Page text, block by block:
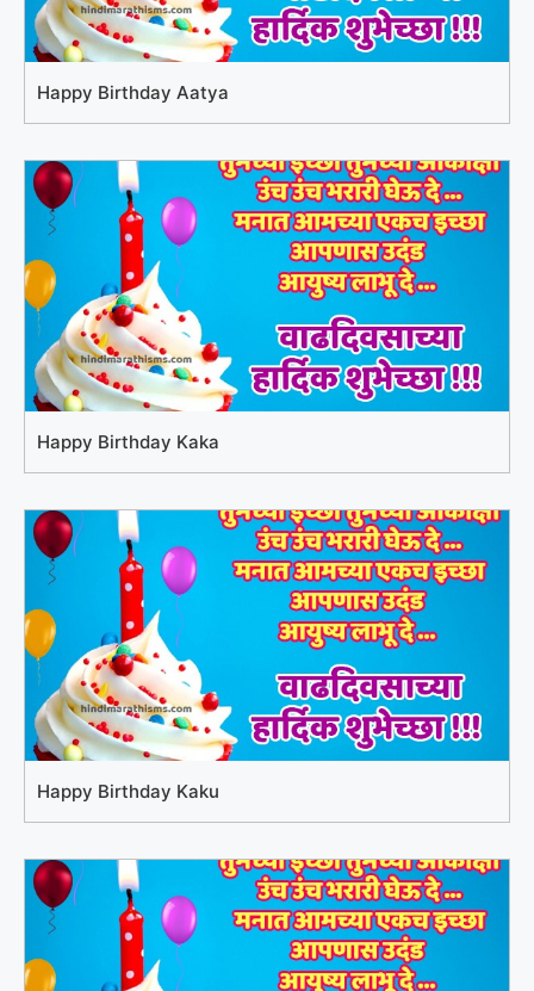
Happy Birthday Aatya
Happy Birthday Kaka
Happy Birthday Kaku